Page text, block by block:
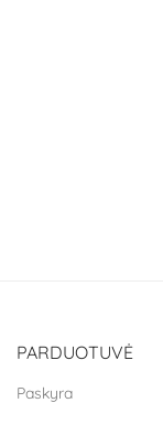
PARDUOTUVĖ
Paskyra